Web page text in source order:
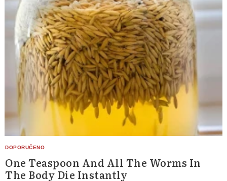
One Teaspoon And All The Worms In
The Body Die Instantly